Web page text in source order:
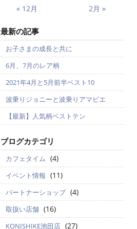
« 12月 2月 »
最新の記事
お子さまの成長と共に
6月、7月のレア柄
2021年4月と5月前半ベスト10
波乗りジョニーと波乗りアマビエ
【最新】人気柄ベストテン
ブログカテゴリ
カフェタイム (4)
イベント情報 (11)
パートナーショップ (4)
取扱い店舗 (16)
KONISHIKE池田店 (27)